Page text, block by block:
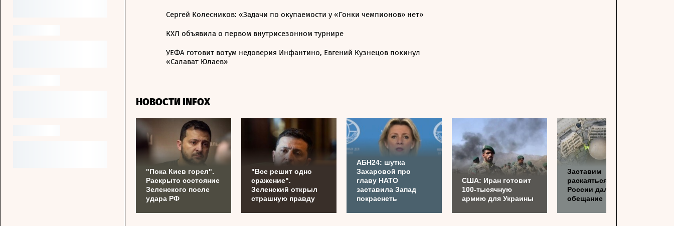
Сергей Колесников: «Задачи по окупаемости у «Гонки чемпионов» нет»
КХЛ объявила о первом внутрисезонном турнире
УЕФА готовит вотум недоверия Инфантино, Евгений Кузнецов покинул
«Салават Юлаев»
НОВОСТИ INFOX
"Пока Киев горел".
Раскрыто состояние
Зеленского после
удара РФ
"Все решит одно
сражение".
Зеленский открыл
страшную правду
АБН24: шутка
Захаровой про
главу НАТО
заставила Запад
покраснеть
США: Иран готовит
100-тысячную
армию для Украины
Заставим
раскаяться: союзник
России дал грозное
обещание